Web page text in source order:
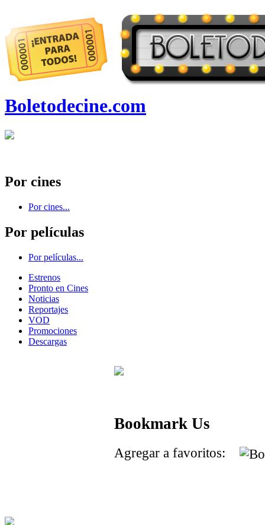
Boletodecine.com
Por cines
Por cines...
Por películas
Por películas...
Estrenos
Pronto en Cines
Noticias
Reportajes
VOD
Promociones
Descargas
Bookmark Us
Agregar a favoritos: